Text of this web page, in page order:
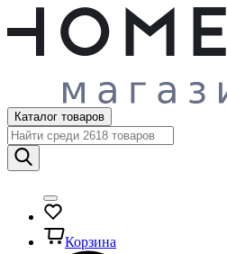
Каталог товаров
Корзина